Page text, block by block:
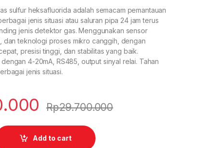
sulfur heksafluorida adalah semacam pemantauan
jenis situasi atau saluran pipa 24 jam terus
jenis detektor gas. Menggunakan sensor
dan teknologi proses mikro canggih, dengan
presisi tinggi, dan stabilitas yang baik.
4-20mA, RS485, output sinyal relai. Tahan
jenis situasi.
Rp29.700.000
Add to cart